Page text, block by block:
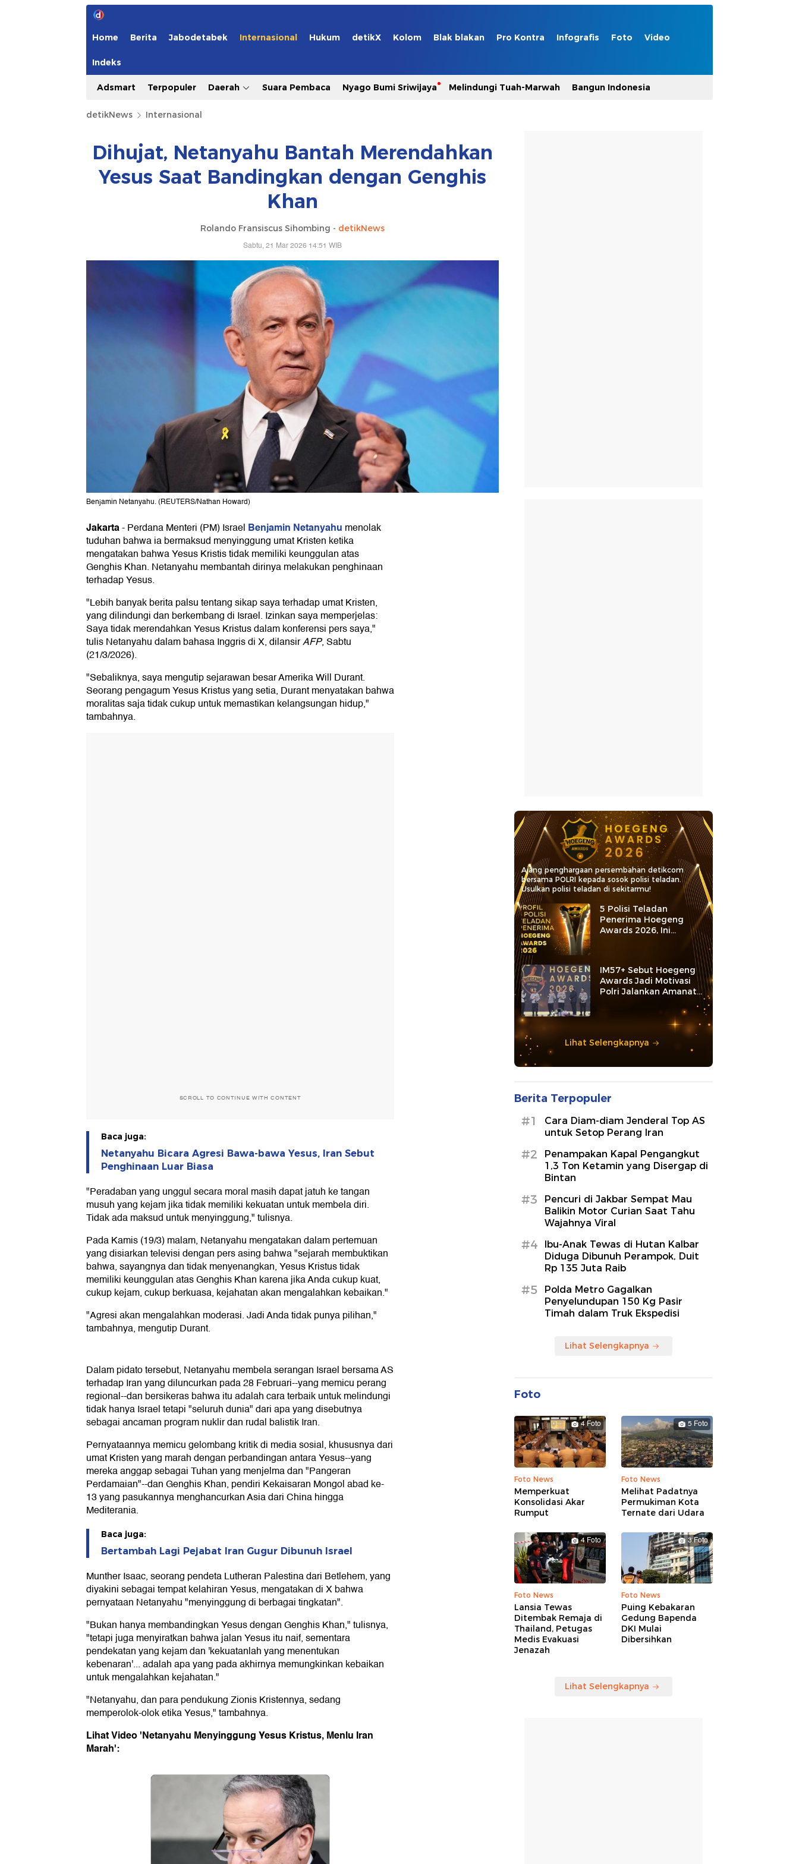
Home Berita Jabodetabek Internasional Hukum detikX Kolom Blak blakan Pro Kontra Infografis Foto Video
Indeks
Adsmart Terpopuler Daerah Suara Pembaca Nyago Bumi Sriwijaya Melindungi Tuah-Marwah Bangun Indonesia
detikNews Internasional
Dihujat, Netanyahu Bantah Merendahkan
Yesus Saat Bandingkan dengan Genghis
Khan
Rolando Fransiscus Sihombing - detikNews
Sabtu, 21 Mar 2026 14:51 WIB
Benjamin Netanyahu. (REUTERS/Nathan Howard)
Jakarta-Perdana Menteri (PM) Israel Benjamin Netanyahu menolak
tuduhan bahwa ia bermaksud menyinggung umat Kristen ketika
mengatakan bahwa Yesus Kristis tidak memiliki keunggulan atas
Genghis Khan. Netanyahu membantah dirinya melakukan penghinaan
terhadap Yesus.
"Lebih banyak berita palsu tentang sikap saya terhadap umat Kristen,
yang dilindungi dan berkembang di Israel. Izinkan saya memperjelas:
Saya tidak merendahkan Yesus Kristus dalam konferensi pers saya,"
tulis Netanyahu dalam bahasa Inggris di X, dilansirAFP, Sabtu
(21/3/2026).
"Sebaliknya, saya mengutip sejarawan besar Amerika Will Durant.
Seorang pengagum Yesus Kristus yang setia, Durant menyatakan bahwa
moralitas saja tidak cukup untuk memastikan kelangsungan hidup,"
tambahnya.
SCROLL TO CONTINUE WITH CONTENT
Baca juga:
Netanyahu Bicara Agresi Bawa-bawa Yesus, Iran Sebut
Penghinaan Luar Biasa
"Peradaban yang unggul secara moral masih dapat jatuh ke tangan
musuh yang kejam jika tidak memiliki kekuatan untuk membela diri.
Tidak ada maksud untuk menyinggung," tulisnya.
Pada Kamis (19/3) malam, Netanyahu mengatakan dalam pertemuan
yang disiarkan televisi dengan pers asing bahwa "sejarah membuktikan
bahwa, sayangnya dan tidak menyenangkan, Yesus Kristus tidak
memiliki keunggulan atas Genghis Khan karena jika Anda cukup kuat,
cukup kejam, cukup berkuasa, kejahatan akan mengalahkan kebaikan."
"Agresi akan mengalahkan moderasi. Jadi Anda tidak punya pilihan,"
tambahnya, mengutip Durant.
Dalam pidato tersebut, Netanyahu membela serangan Israel bersama AS
terhadap Iran yang diluncurkan pada 28 Februari--yang memicu perang
regional--dan bersikeras bahwa itu adalah cara terbaik untuk melindungi
tidak hanya Israel tetapi "seluruh dunia" dari apa yang disebutnya
sebagai ancaman program nuklir dan rudal balistik Iran.
Pernyataannya memicu gelombang kritik di media sosial, khususnya dari
umat Kristen yang marah dengan perbandingan antara Yesus--yang
mereka anggap sebagai Tuhan yang menjelma dan "Pangeran
Perdamaian"--dan Genghis Khan, pendiri Kekaisaran Mongol abad ke-
13 yang pasukannya menghancurkan Asia dari China hingga
Mediterania.
Baca juga:
Bertambah Lagi Pejabat Iran Gugur Dibunuh Israel
Munther Isaac, seorang pendeta Lutheran Palestina dari Betlehem, yang
diyakini sebagai tempat kelahiran Yesus, mengatakan di X bahwa
pernyataan Netanyahu "menyinggung di berbagai tingkatan".
"Bukan hanya membandingkan Yesus dengan Genghis Khan," tulisnya,
"tetapi juga menyiratkan bahwa jalan Yesus itu naif, sementara
pendekatan yang kejam dan 'kekuatanlah yang menentukan
kebenaran'... adalah apa yang pada akhirnya memungkinkan kebaikan
untuk mengalahkan kejahatan."
"Netanyahu, dan para pendukung Zionis Kristennya, sedang
memperolok-olok etika Yesus," tambahnya.
Lihat Video 'Netanyahu Menyinggung Yesus Kristus, Menlu Iran
Marah':
Ajang penghargaan persembahan detikcom
bersama POLRI kepada sosok polisi teladan.
Usulkan polisi teladan di sekitarmu!
5 Polisi Teladan
Penerima Hoegeng
Awards 2026, Ini
Kategori dan Kiprahnya
IM57+ Sebut Hoegeng
Awards Jadi Motivasi
Polri Jalankan Amanat
Lihat Selengkapnya
Berita Terpopuler
#1
Cara Diam-diam Jenderal Top AS
untuk Setop Perang Iran
#2
Penampakan Kapal Pengangkut
1,3 Ton Ketamin yang Disergap di
Bintan
#3
Pencuri di Jakbar Sempat Mau
Balikin Motor Curian Saat Tahu
Wajahnya Viral
#4
Ibu-Anak Tewas di Hutan Kalbar
Diduga Dibunuh Perampok, Duit
Rp 135 Juta Raib
#5
Polda Metro Gagalkan
Penyelundupan 150 Kg Pasir
Timah dalam Truk Ekspedisi
Lihat Selengkapnya
Foto
4 Foto
Foto News
Memperkuat
Konsolidasi Akar
Rumput
5 Foto
Foto News
Melihat Padatnya
Permukiman Kota
Ternate dari Udara
4 Foto
Foto News
Lansia Tewas
Ditembak Remaja di
Thailand, Petugas
Medis Evakuasi
Jenazah
3 Foto
Foto News
Puing Kebakaran
Gedung Bapenda
DKI Mulai
Dibersihkan
Lihat Selengkapnya